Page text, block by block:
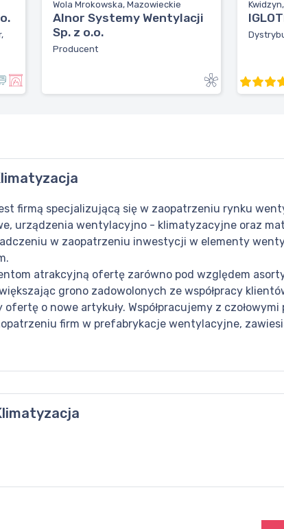
Wola Mrokowska, Mazowieckie
Alnor Systemy Wentylacji
Sp. z o.o.
Producent
firmą specjalizującą się w zaopatrzeniu rynku
urządzenia wentylacyjno - klimatyzacyjne oraz
w zaopatrzeniu inwestycji w elementy
atrakcyjną ofertę zarówno pod względem
grono zadowolonych ze współpracy
o nowe artykuły. Współpracujemy z
firm w prefabrykacje wentylacyjne,